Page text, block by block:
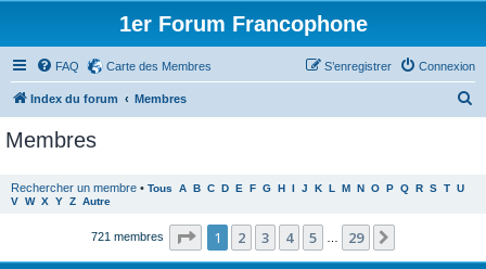
1er Forum Francophone
FAQ Carte des Membres Connexion
S’enregistrer
Index du forum Membres
Membres
Rechercher un membre • Tous A B C D E F G H I J K L M N O P Q R S T U
V W X Y Z Autre
721 membres Page 1sur
1 2 3 4 5 29